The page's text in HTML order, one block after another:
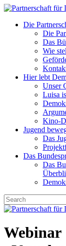
Die
Die
Das
Wie
Hier lebt
Unser
Luisa
Kino-
Jugend
Das
Das
Das
Webinar